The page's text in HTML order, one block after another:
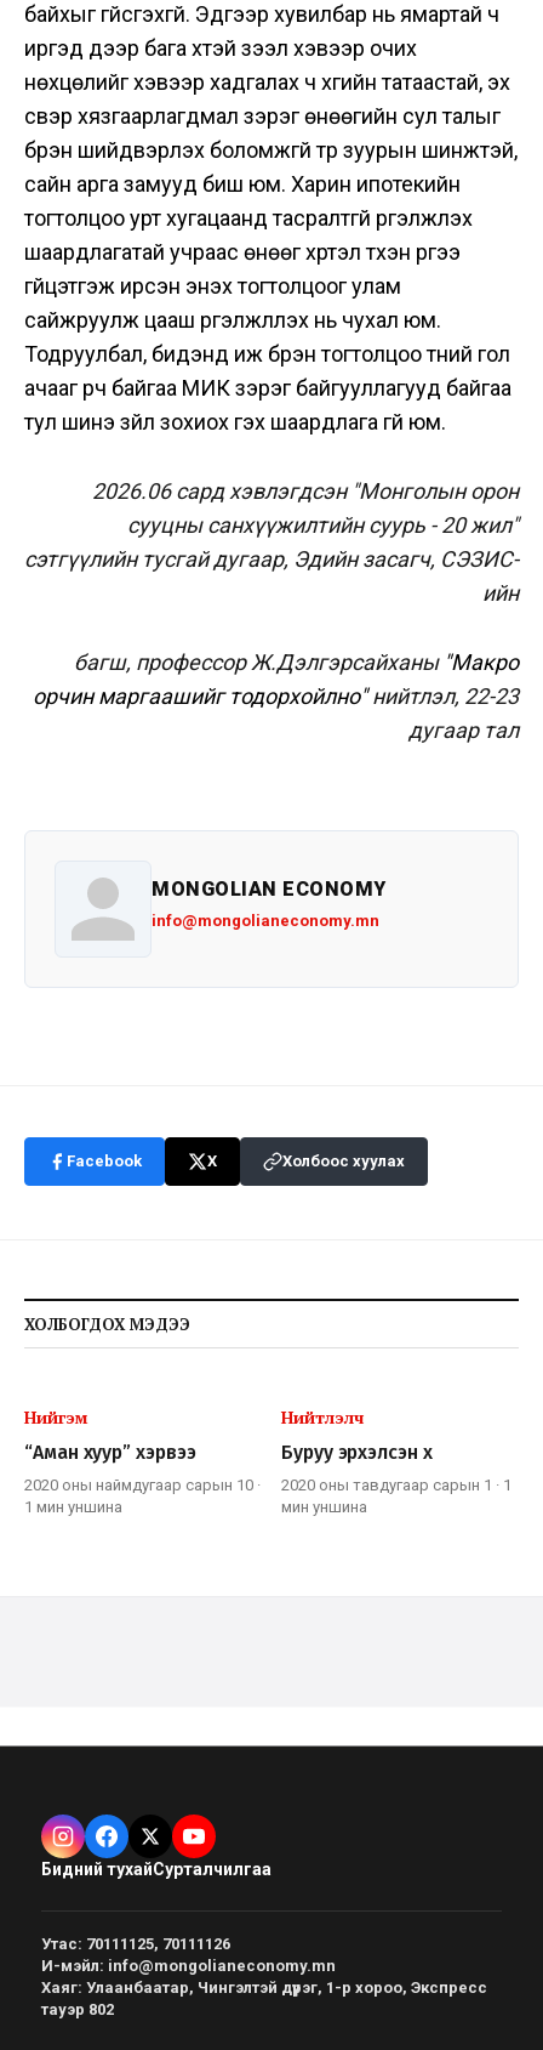
байхыг үгүйсгэхгүй. Эдгээр хувилбар нь ямартай ч
иргэд дээр бага хүүтэй зээл хэвээр очих
нөхцөлийг хэвээр хадгалах ч хүүгийн татаастай, эх
үүсвэр хязгаарлагдмал зэрэг өнөөгийн сул талыг
бүрэн шийдвэрлэх боломжгүй түр зуурын шинжтэй,
сайн арга замууд биш юм. Харин ипотекийн
тогтолцоо урт хугацаанд тасралтгүй үргэлжлэх
шаардлагатай учраас өнөөг хүртэл түүхэн үүргээ
гүйцэтгэж ирсэн энэхүү тогтолцоог улам
сайжруулж цааш үргэлжлүүлэх нь чухал юм.
Тодруулбал, бидэнд иж бүрэн тогтолцоо түүний гол
ачааг үүрч байгаа МИК зэрэг байгууллагууд байгаа
тул шинэ зүйл зохиох гэх шаардлага үгүй юм.
2026.06 сард хэвлэгдсэн "Монголын орон
сууцны санхүүжилтийн суурь - 20 жил"
сэтгүүлийн тусгай дугаар, Эдийн засагч, СЭЗИС-
ийн
багш, профессор Ж.Дэлгэрсайханы "Макро
орчин маргаашийг тодорхойлно"нийтлэл, 22-23
дугаар тал
MONGOLIAN ECONOMY
info@mongolianeconomy.mn
Facebook X Холбоос хуулах
ХОЛБОГДОХ МЭДЭЭ
Нийгэм
“Аман хуур” хэрвээ
2020 оны наймдугаар сарын 10 ·
1 мин уншина
Нийтлэлч
Буруу эрхэлсэн хүү
2020 оны тавдугаар сарын 1 · 1
мин уншина
Бидний тухайСурталчилгаа
Утас: 70111125, 70111126
И-мэйл: info@mongolianeconomy.mn
Хаяг: Улаанбаатар, Чингэлтэй дүүрэг, 1-р хороо, Экспресс
тауэр 802